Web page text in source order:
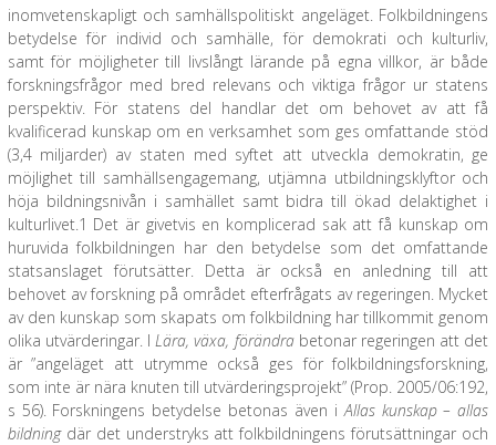
inomvetenskapligt och samhällspolitiskt angeläget. Folkbildningens
betydelse för individ och samhälle, för demokrati och kulturliv,
samt för möjligheter till livslångt lärande på egna villkor, är både
forskningsfrågor med bred relevans och viktiga frågor ur statens
perspektiv. För statens del handlar det om behovet av att få
kvalificerad kunskap om en verksamhet som ges omfattande stöd
(3,4 miljarder) av staten med syftet att utveckla demokratin, ge
möjlighet till samhällsengagemang, utjämna utbildningsklyftor och
höja bildningsnivån i samhället samt bidra till ökad delaktighet i
kulturlivet.1 Det är givetvis en komplicerad sak att få kunskap om
huruvida folkbildningen har den betydelse som det omfattande
statsanslaget förutsätter. Detta är också en anledning till att
behovet av forskning på området efterfrågats av regeringen. Mycket
av den kunskap som skapats om folkbildning har tillkommit genom
olika utvärderingar. ILära, växa, förändra betonar regeringen att det
är ”angeläget att utrymme också ges för folkbildningsforskning,
som inte är nära knuten till utvärderingsprojekt” (Prop. 2005/06:192,
s 56). Forskningens betydelse betonas även iAllas kunskap – allas
bildning där det understryks att folkbildningens förutsättningar och